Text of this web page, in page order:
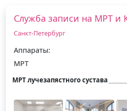
Служба записи на МРТ и
Санкт-Петербург
Аппараты:
МРТ
МРТ лучезапястного сустава